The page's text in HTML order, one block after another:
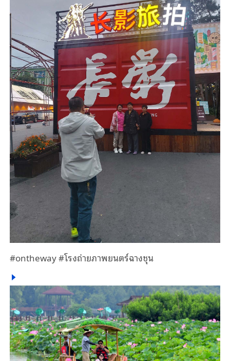
#ontheway #โรงถ่ายภาพยนตร์ฉางชุน